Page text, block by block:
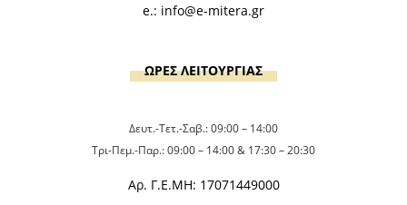
e.: info@e-mitera.gr
ΩΡΕΣ ΛΕΙΤΟΥΡΓΙΑΣ
Δευτ.-Τετ.-Σαβ.: 09:00 – 14:00
Τρι-Πεμ.-Παρ.: 09:00 – 14:00 & 17:30 – 20:30
Αρ. Γ.Ε.ΜΗ: 17071449000